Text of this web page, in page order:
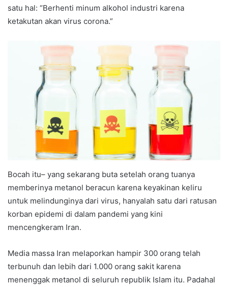
satu hal: “Berhenti minum alkohol industri karena
ketakutan akan virus corona.”
Bocah itu– yang sekarang buta setelah orang tuanya
memberinya metanol beracun karena keyakinan keliru
untuk melindunginya dari virus, hanyalah satu dari ratusan
korban epidemi di dalam pandemi yang kini
mencengkeram Iran.
Media massa Iran melaporkan hampir 300 orang telah
terbunuh dan lebih dari 1.000 orang sakit karena
menenggak metanol di seluruh republik Islam itu. Padahal